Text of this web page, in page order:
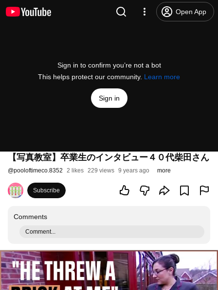
Open App
Sign in to confirm you’re not a bot
This helps protect our community. Learn more
Sign in
【写真教室】卒業生のインタビュー４０代柴田さん
@pooloftimeco.8352 2 likes 229 views 9 years ago more
Subscribe
Comments
Comment...